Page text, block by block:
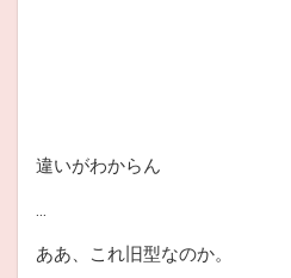
違いがわからん
ああ、これ旧型なのか。